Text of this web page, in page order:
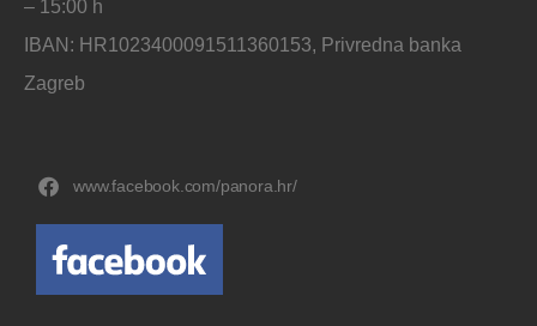
– 15:00 h
IBAN: HR1023400091511360153, Privredna banka
Zagreb
www.facebook.com/panora.hr/